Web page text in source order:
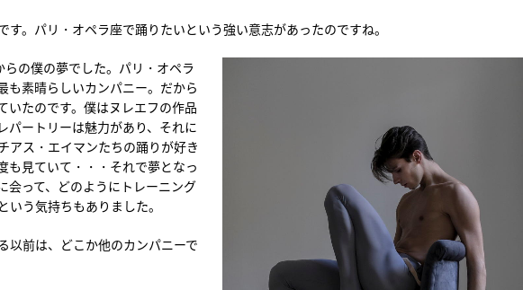
す。パリ・オペラ座で踊りたいという強い意志があったのですね。
の僕の夢でした。パリ・オペラ
も素晴らしいカンパニー。だから
いたのです。僕はヌレエフの作品
パートリーは魅力があり、それに
アス・エイマンたちの踊りが好き
も見ていて・・・それで夢となっ
会って、どのようにトレーニング
いう気持ちもありました。
以前は、どこか他のカンパニーで